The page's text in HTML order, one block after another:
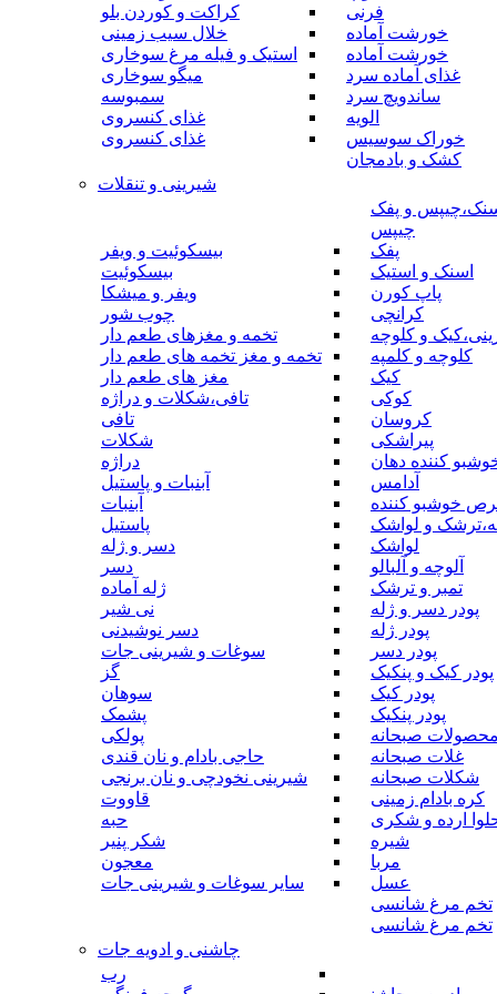
فرنی
خورشت آماده
خورشت آماده
غذای آماده سرد
ساندویچ سرد
الویه
خوراک سوسیس
کشک و بادمجان
کراکت و کوردن بلو
خلال سیب زمینی
استیک و فیله مرغ سوخاری
میگو سوخاری
سمبوسه
غذای کنسروی
غذای کنسروی
شیرینی و تنقلات
و پفک
چیپس
پفک
اسنک و استیک
پاپ کورن
کرانچی
و کلوچه
کلوچه و کلمپه
کیک
کوکی
کروسان
پیراشکی
کننده دهان
آدامس
خوشبو کننده
و لواشک
لواشک
آلوچه و آلبالو
تمبر و ترشک
پودر دسر و ژله
پودر ژله
پودر دسر
پودر کیک و پنکیک
پودر کیک
پودر پنکیک
محصولات صبحانه
غلات صبحانه
شکلات صبحانه
کره بادام زمینی
ارده و شکری
شیره
مربا
عسل
تخم مرغ شانسی
تخم مرغ شانسی
بیسکوئیت و ویفر
بیسکوئیت
ویفر و میشکا
چوب شور
تخمه و مغزهای طعم دار
تخمه و مغز تخمه های طعم دار
مغز های طعم دار
تافی،شکلات و دراژه
تافی
شکلات
دراژه
آبنبات و پاستیل
آبنبات
پاستیل
دسر و ژله
دسر
ژله آماده
نی شیر
دسر نوشیدنی
سوغات و شیرینی جات
گز
سوهان
پشمک
پولکی
حاجی بادام و نان قندی
شیرینی نخودچی و نان برنجی
قاووت
حبه
شکر پنیر
معجون
سایر سوغات و شیرینی جات
چاشنی و ادویه جات
رب